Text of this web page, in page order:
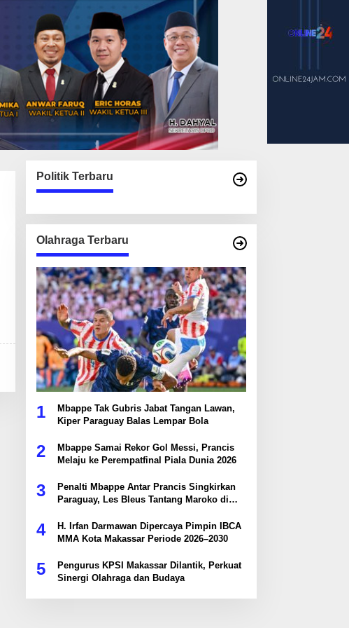
Politik Terbaru
Olahraga Terbaru
1
Mbappe Tak Gubris Jabat Tangan Lawan,
Kiper Paraguay Balas Lempar Bola
2
Mbappe Samai Rekor Gol Messi, Prancis
Melaju ke Perempatfinal Piala Dunia 2026
3
Penalti Mbappe Antar Prancis Singkirkan
Paraguay, Les Bleus Tantang Maroko di
4
H. Irfan Darmawan Dipercaya Pimpin IBCA
MMA Kota Makassar Periode 2026–2030
5
Pengurus KPSI Makassar Dilantik, Perkuat
Sinergi Olahraga dan Budaya